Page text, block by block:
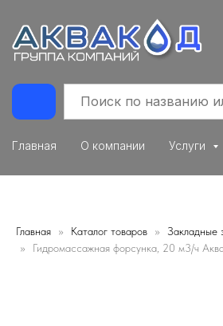
Главная О компании Услуги
Главная Каталог товаров Закладные
Гидромассажная форсунка, 20 м3/ч